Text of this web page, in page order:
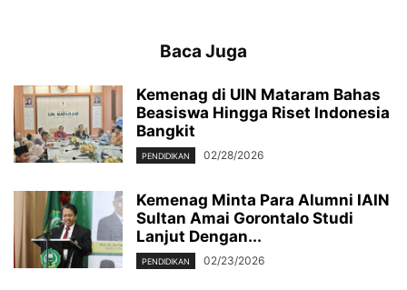
Baca Juga
Kemenag di UIN Mataram Bahas
Beasiswa Hingga Riset Indonesia
Bangkit
PENDIDIKAN 02/28/2026
Kemenag Minta Para Alumni IAIN
Sultan Amai Gorontalo Studi
Lanjut Dengan...
PENDIDIKAN 02/23/2026